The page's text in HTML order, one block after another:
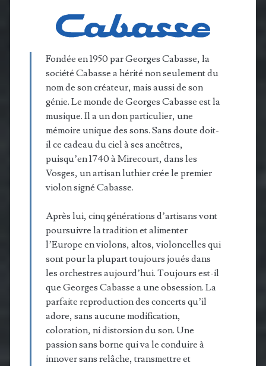
Fondée en 1950 par Georges Cabasse, la
société Cabasse a hérité non seulement du
nom de son créateur, mais aussi de son
génie. Le monde de Georges Cabasse est la
musique. Il a un don particulier, une
mémoire unique des sons. Sans doute doit-
il ce cadeau du ciel à ses ancêtres,
puisqu’en 1740 à Mirecourt, dans les
Vosges, un artisan luthier crée le premier
violon signé Cabasse.
Après lui, cinq générations d’artisans vont
poursuivre la tradition et alimenter
l’Europe en violons, altos, violoncelles qui
sont pour la plupart toujours joués dans
les orchestres aujourd’hui. Toujours est-il
que Georges Cabasse a une obsession. La
parfaite reproduction des concerts qu’il
adore, sans aucune modification,
coloration, ni distorsion du son. Une
passion sans borne qui va le conduire à
innover sans relâche, transmettre et